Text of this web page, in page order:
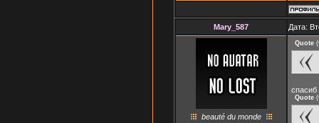
Mary_587 Дата:
beauté du monde
Quote (
спасиб
Quote (